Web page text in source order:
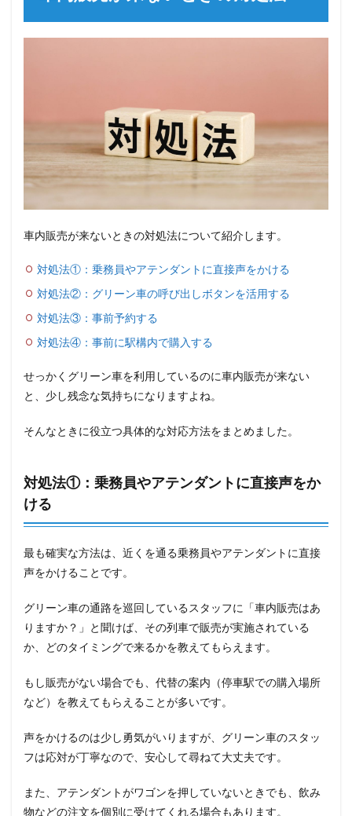
車内販売が来ないときの対処法について紹介します。
対処法①：乗務員やアテンダントに直接声をかける
対処法②：グリーン車の呼び出しボタンを活用する
対処法③：事前予約する
対処法④：事前に駅構内で購入する
せっかくグリーン車を利用しているのに車内販売が来ない
と、少し残念な気持ちになりますよね。
そんなときに役立つ具体的な対応方法をまとめました。
対処法①：乗務員やアテンダントに直接声をか
ける
最も確実な方法は、近くを通る乗務員やアテンダントに直接
声をかけることです。
グリーン車の通路を巡回しているスタッフに「車内販売はあ
りますか？」と聞けば、その列車で販売が実施されている
か、どのタイミングで来るかを教えてもらえます。
もし販売がない場合でも、代替の案内（停車駅での購入場所
など）を教えてもらえることが多いです。
声をかけるのは少し勇気がいりますが、グリーン車のスタッ
フは応対が丁寧なので、安心して尋ねて大丈夫です。
また、アテンダントがワゴンを押していないときでも、飲み
物などの注文を個別に受けてくれる場合もあります。